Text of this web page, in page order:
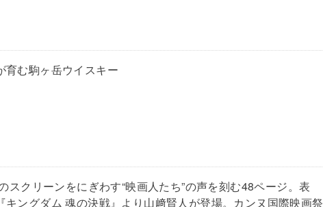
育む駒ヶ岳ウイスキー
スクリーンをにぎわす“映画人たち”の声を刻む48ページ。表
キングダム 魂の決戦』より山﨑賢人が登場。カンヌ国際映画祭